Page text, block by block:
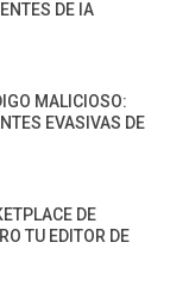
DE IA
MALICIOSO:
EVASIVAS DE
DE
TU EDITOR DE